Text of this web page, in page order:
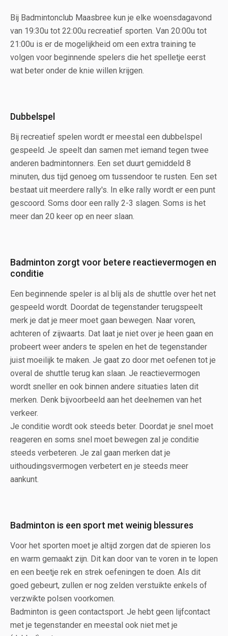
Bij Badmintonclub Maasbree kun je elke woensdagavond
van 19:30u tot 22:00u recreatief sporten. Van 20:00u tot
21:00u is er de mogelijkheid om een extra training te
volgen voor beginnende spelers die het spelletje eerst
wat beter onder de knie willen krijgen.
Dubbelspel
Bij recreatief spelen wordt er meestal een dubbelspel
gespeeld. Je speelt dan samen met iemand tegen twee
anderen badmintonners. Een set duurt gemiddeld 8
minuten, dus tijd genoeg om tussendoor te rusten. Een set
bestaat uit meerdere rally's. In elke rally wordt er een punt
gescoord. Soms door een rally 2-3 slagen. Soms is het
meer dan 20 keer op en neer slaan.
Badminton zorgt voor betere reactievermogen en
conditie
Een beginnende speler is al blij als de shuttle over het net
gespeeld wordt. Doordat de tegenstander terugspeelt
merk je dat je meer moet gaan bewegen. Naar voren,
achteren of zijwaarts. Dat laat je niet over je heen gaan en
probeert weer anders te spelen en het de tegenstander
juist moeilijk te maken. Je gaat zo door met oefenen tot je
overal de shuttle terug kan slaan. Je reactievermogen
wordt sneller en ook binnen andere situaties laten dit
merken. Denk bijvoorbeeld aan het deelnemen van het
verkeer.
Je conditie wordt ook steeds beter. Doordat je snel moet
reageren en soms snel moet bewegen zal je conditie
steeds verbeteren. Je zal gaan merken dat je
uithoudingsvermogen verbetert en je steeds meer
aankunt.
Badminton is een sport met weinig blessures
Voor het sporten moet je altijd zorgen dat de spieren los
en warm gemaakt zijn. Dit kan door van te voren in te lopen
en een beetje rek en strek oefeningen te doen. Als dit
goed gebeurt, zullen er nog zelden verstuikte enkels of
verzwikte polsen voorkomen.
Badminton is geen contactsport. Je hebt geen lijfcontact
met je tegenstander en meestal ook niet met je